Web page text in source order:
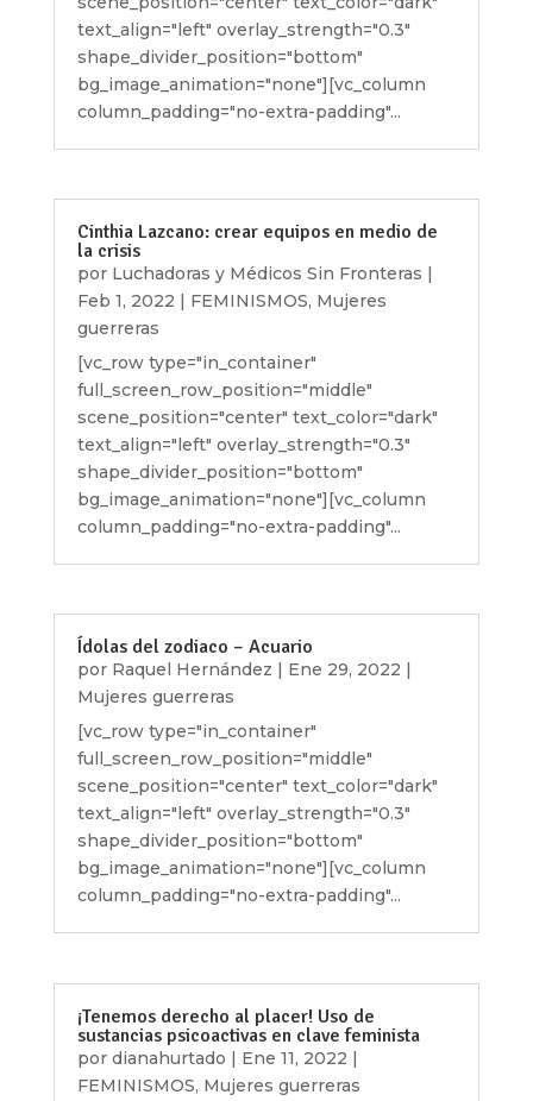
text_align="left" overlay_strength="0.3"
shape_divider_position="bottom"
bg_image_animation="none"][vc_column
column_padding="no-extra-padding"...
Cinthia Lazcano: crear equipos en medio de
la crisis
por Luchadoras y Médicos Sin Fronteras |
Feb 1, 2022 | FEMINISMOS, Mujeres
guerreras
[vc_row type="in_container"
full_screen_row_position="middle"
scene_position="center" text_color="dark"
text_align="left" overlay_strength="0.3"
shape_divider_position="bottom"
bg_image_animation="none"][vc_column
column_padding="no-extra-padding"...
Ídolas del zodiaco – Acuario
por Raquel Hernández Ene 29, 2022
Mujeres guerreras
[vc_row type="in_container"
full_screen_row_position="middle"
scene_position="center" text_color="dark"
text_align="left" overlay_strength="0.3"
shape_divider_position="bottom"
bg_image_animation="none"][vc_column
column_padding="no-extra-padding"...
¡Tenemos derecho al placer! Uso de
sustancias psicoactivas en clave feminista
por dianahurtado | Ene 11, 2022 |
FEMINISMOS, Mujeres guerreras